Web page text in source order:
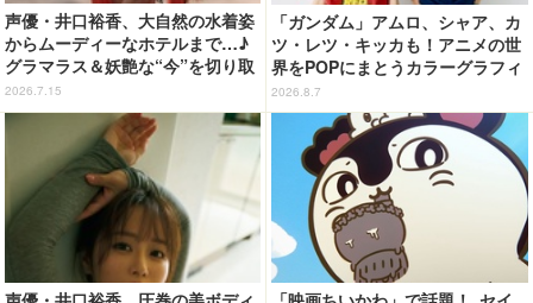
声優・井口裕香、大自然の水着姿
からムーディーなホテルまで…♪
グラマラス＆妖艶な“今”を切り取
り！3冊目写真集が発売中
2026.7.15
「ガンダム」アムロ、シャア、カ
ツ・レツ・キッカも！アニメの世
界をPOPにまとうカラーグラフィ
ックTシャツが新登場
2026.8.7
声優・井口裕香、圧巻の美ボディ